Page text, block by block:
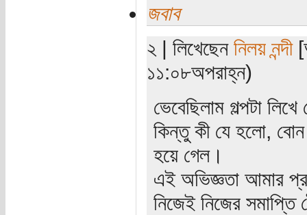
জবাব
২ | লিখেছেন নিলয় নন্দী
১১:০৮অপরাহ্ন)
ভেবেছিলাম গল্পটা
কিন্তু কী যে হলো,
হয়ে গেল।
এই অভিজ্ঞতা আমার
নিজেই নিজের সমাপ্তি